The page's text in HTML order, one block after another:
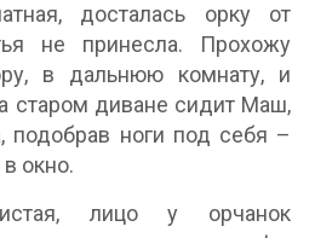
досталась орку от
не принесла. Прохожу
в дальнюю комнату, и
старом диване сидит Маш,
подобрав ноги под себя –
окно.
лицо у орчанок